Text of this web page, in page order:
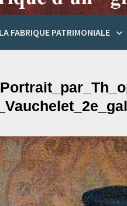
LA FABRIQUE PATRIMONIALE